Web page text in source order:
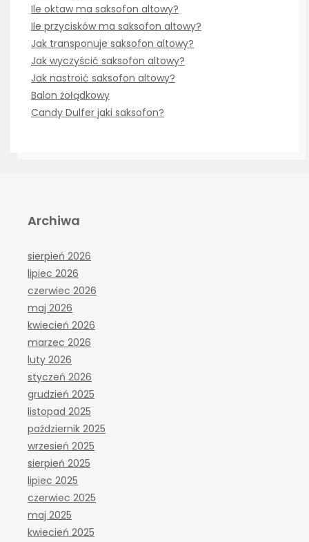
Ile oktaw ma saksofon altowy?
Ile przycisków ma saksofon altowy?
Jak transponuje saksofon altowy?
Jak wyczyścić saksofon altowy?
Jak nastroić saksofon altowy?
Balon żołądkowy
Candy Dulfer jaki saksofon?
Archiwa
sierpień 2026
lipiec 2026
czerwiec 2026
maj 2026
kwiecień 2026
marzec 2026
luty 2026
styczeń 2026
grudzień 2025
listopad 2025
październik 2025
wrzesień 2025
sierpień 2025
lipiec 2025
czerwiec 2025
maj 2025
kwiecień 2025